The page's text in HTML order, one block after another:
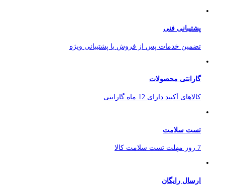
پشتیبانی فنی
تضمین خدمات پس از فروش با پشتیبانی ویژه
گارانتی محصولات
کالاهای آکبند دارای 12 ماه گارانتی
تست سلامت
7 روز مهلت تست سلامت کالا
ارسال رایگان